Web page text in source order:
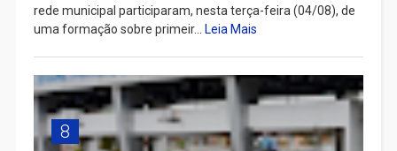
rede municipal participaram, nesta terça-feira (04/08), de
uma formação sobre primeir...
Leia Mais
8